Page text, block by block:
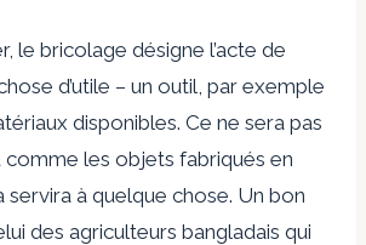
le bricolage désigne l’acte de
d’utile – un outil, par exemple
disponibles. Ce ne sera pas
comme les objets fabriqués en
servira à quelque chose. Un bon
des agriculteurs bangladais qui